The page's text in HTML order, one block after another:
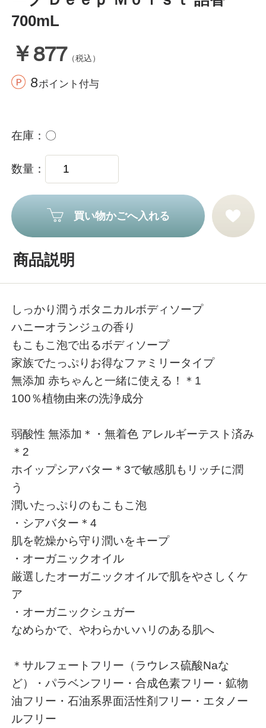
700mL
￥877 （税込）
8ポイント付与
在庫 〇
数量
買い物かごへ入れる
商品説明
しっかり潤うボタニカルボディソープ
ハニーオランジュの香り
もこもこ泡で出るボディソープ
家族でたっぷりお得なファミリータイプ
無添加 赤ちゃんと一緒に使える！＊1
100％植物由来の洗浄成分
弱酸性 無添加＊・無着色 アレルギーテスト済み
＊2
ホイップシアバター＊3で敏感肌もリッチに潤
う
潤いたっぷりのもこもこ泡
・シアバター＊4
肌を乾燥から守り潤いをキープ
・オーガニックオイル
厳選したオーガニックオイルで肌をやさしくケ
ア
・オーガニックシュガー
なめらかで、やわらかいハリのある肌へ
＊サルフェートフリー（ラウレス硫酸Naな
ど）・パラベンフリー・合成色素フリー・鉱物
油フリー・石油系界面活性剤フリー・エタノー
ルフリー